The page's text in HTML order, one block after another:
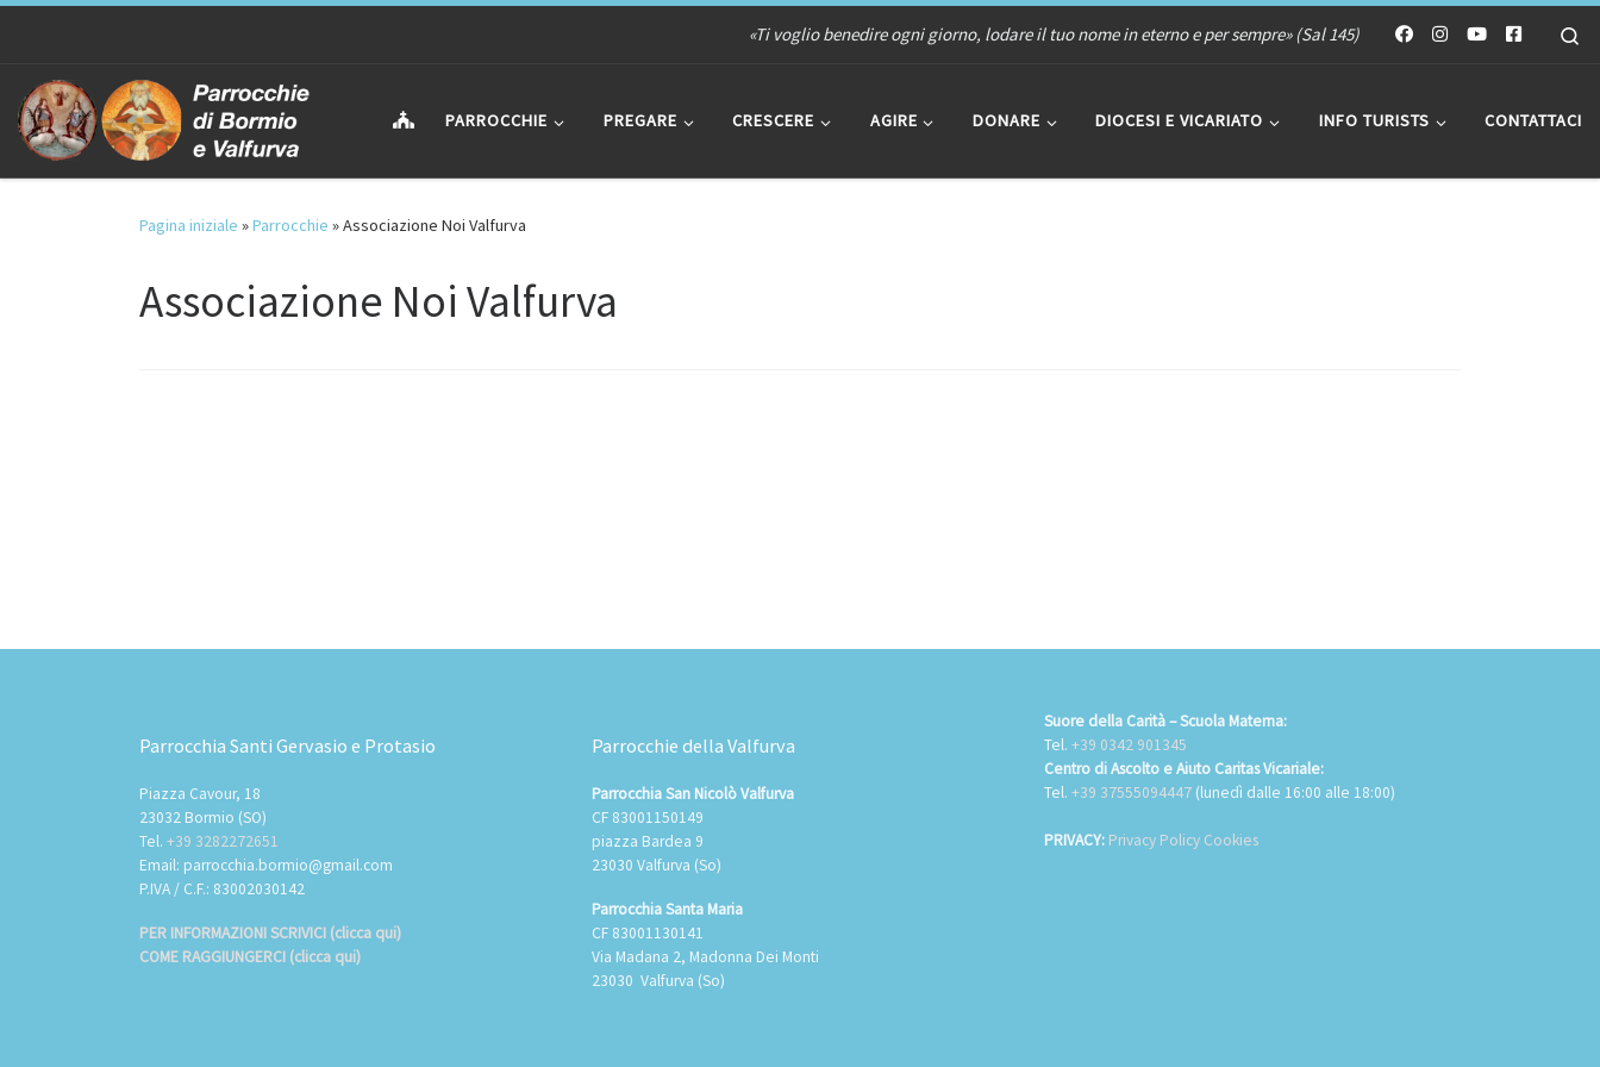
«Ti voglio benedire ogni giorno, lodare il tuo nome in eterno e per sempre» (Sal 145)
PARROCCHIE PREGARE CRESCERE AGIRE DONARE DIOCESI E VICARIATO INFO TURISTS CONTATTACI
Pagina iniziale »Parrocchie »Associazione Noi Valfurva
Associazione Noi Valfurva
Parrocchia Santi Gervasio e Protasio
Piazza Cavour, 18
23032 Bormio (SO)
Tel. +39 3282272651
Email: parrocchia.bormio@gmail.com
P.IVA / C.F.: 83002030142
PER INFORMAZIONI SCRIVICI (clicca qui)
COME RAGGIUNGERCI (clicca qui)
Parrocchie della Valfurva
Parrocchia San Nicolò Valfurva
CF 83001150149
piazza Bardea 9
23030 Valfurva (So)
Parrocchia Santa Maria
CF 83001130141
Via Madana 2, Madonna Dei Monti
23030 Valfurva (So)
Suore della Carità – Scuola Materna:
Tel. +39 0342 901345
Centro di Ascolto e Aiuto Caritas Vicariale:
Tel. +39 37555094447 (lunedì dalle 16:00 alle 18:00)
PRIVACY: Privacy Policy Cookies